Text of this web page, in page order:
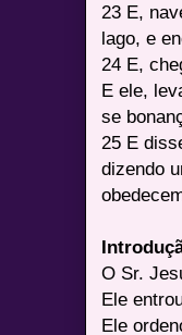
23 E,
lago, e
24 E,
E ele,
se
25 E
dizendo
O Sr.
Ele
Ele